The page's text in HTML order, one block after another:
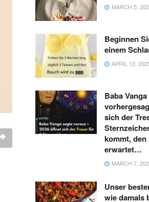
MARCH 5,
Beginnen
einem
APRIL 12,
Baba
sich der
kommt, den
erwartet…
MARCH 7,
Unser
wie damals